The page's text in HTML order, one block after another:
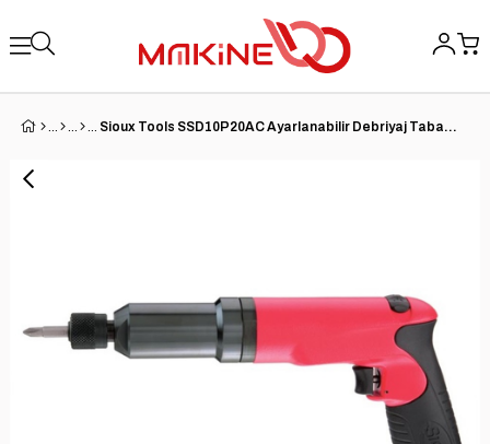
Sioux Tools SSD10P20AC Ayarlanabilir Debriyaj Tabanca Tutacağı Tornavida | 1 HP | 2000 RPM | 80 inç-lb. Maksimum tork